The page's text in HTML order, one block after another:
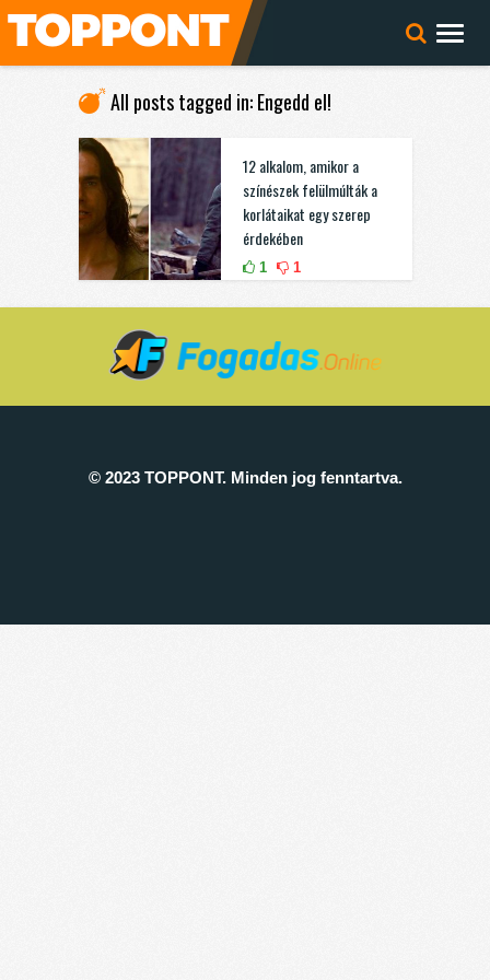
All posts tagged in: Engedd el!
12 alkalom, amikor a
színészek felülmúlták a
korlátaikat egy szerep
érdekében
1 1
© 2023 TOPPONT. Minden jog fenntartva.